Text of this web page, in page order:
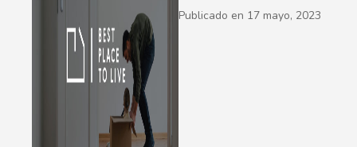
Publicado en 17 mayo, 2023